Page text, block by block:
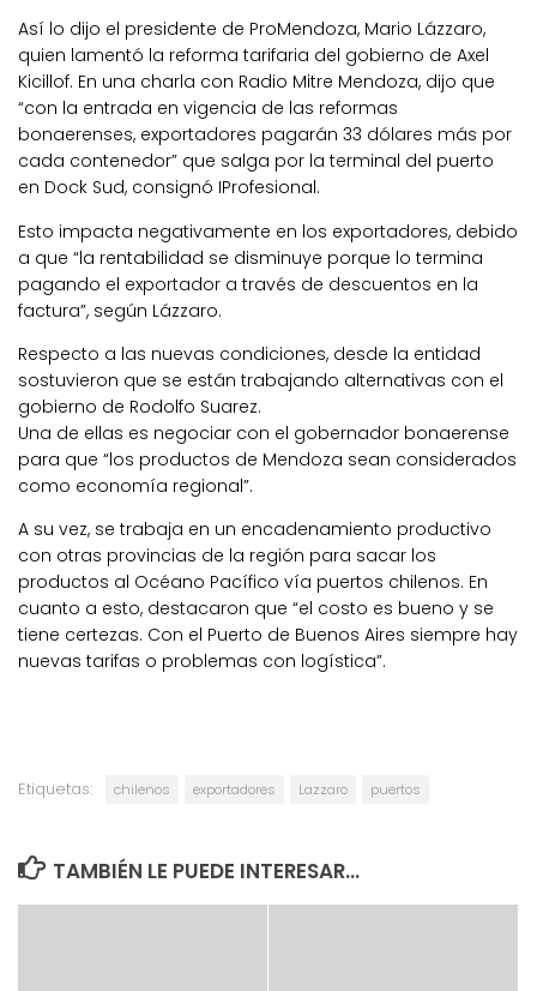
Así lo dijo el presidente de ProMendoza, Mario Lázzaro,
quien lamentó la reforma tarifaria del gobierno de Axel
Kicillof. En una charla con Radio Mitre Mendoza, dijo que
“con la entrada en vigencia de las reformas
bonaerenses, exportadores pagarán 33 dólares más por
cada contenedor” que salga por la terminal del puerto
en Dock Sud, consignó IProfesional.
Esto impacta negativamente en los exportadores, debido
a que “la rentabilidad se disminuye porque lo termina
pagando el exportador a través de descuentos en la
factura”, según Lázzaro.
Respecto a las nuevas condiciones, desde la entidad
sostuvieron que se están trabajando alternativas con el
gobierno de Rodolfo Suarez.
Una de ellas es negociar con el gobernador bonaerense
para que “los productos de Mendoza sean considerados
como economía regional”.
A su vez, se trabaja en un encadenamiento productivo
con otras provincias de la región para sacar los
productos al Océano Pacífico vía puertos chilenos. En
cuanto a esto, destacaron que “el costo es bueno y se
tiene certezas. Con el Puerto de Buenos Aires siempre hay
nuevas tarifas o problemas con logística”.
Etiquetas: chilenos exportadores Lazzaro puertos
TAMBIÉN LE PUEDE INTERESAR...